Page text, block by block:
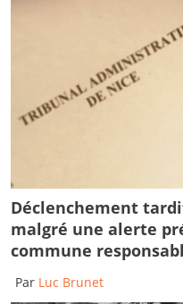
Déclenchement
malgré une alerte
commune
Par Luc Brunet